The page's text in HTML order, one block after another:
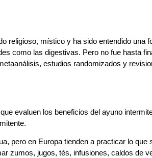
religioso, místico y ha sido entendido una
como las digestivas. Pero no fue hasta
estudios randomizados y
evaluen los beneficios del ayuno
pero en Europa tienden a practicar lo
zumos, jugos, tés, infusiones, caldos de